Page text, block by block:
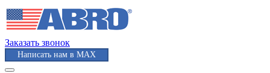
Заказать звонок
Написать нам в MAX